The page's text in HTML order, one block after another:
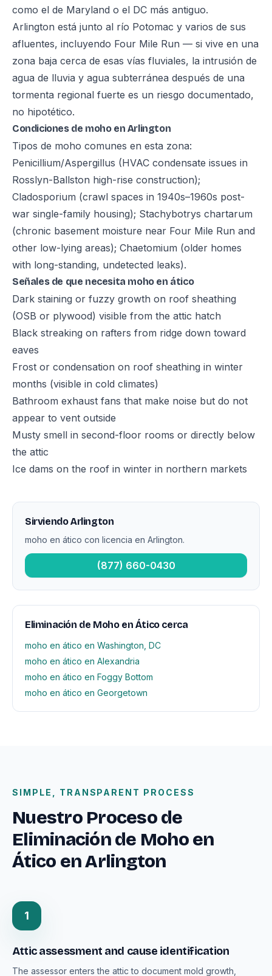
como el de Maryland o el DC más antiguo.
Arlington está junto al río Potomac y varios de sus
afluentes, incluyendo Four Mile Run — si vive en una
zona baja cerca de esas vías fluviales, la intrusión de
agua de lluvia y agua subterránea después de una
tormenta regional fuerte es un riesgo documentado,
no hipotético.
Condiciones de moho en Arlington
Tipos de moho comunes en esta zona:
Penicillium/Aspergillus (HVAC condensate issues in
Rosslyn-Ballston high-rise construction);
Cladosporium (crawl spaces in 1940s–1960s post-
war single-family housing); Stachybotrys chartarum
(chronic basement moisture near Four Mile Run and
other low-lying areas); Chaetomium (older homes
with long-standing, undetected leaks).
Señales de que necesita moho en ático
Dark staining or fuzzy growth on roof sheathing
(OSB or plywood) visible from the attic hatch
Black streaking on rafters from ridge down toward
eaves
Frost or condensation on roof sheathing in winter
months (visible in cold climates)
Bathroom exhaust fans that make noise but do not
appear to vent outside
Musty smell in second-floor rooms or directly below
the attic
Ice dams on the roof in winter in northern markets
Sirviendo Arlington
moho en ático con licencia en Arlington.
(877) 660-0430
Eliminación de Moho en Ático cerca
moho en ático en Washington, DC
moho en ático en Alexandria
moho en ático en Foggy Bottom
moho en ático en Georgetown
SIMPLE, TRANSPARENT PROCESS
Nuestro Proceso de
Eliminación de Moho en
Ático en Arlington
1
Attic assessment and cause identification
The assessor enters the attic to document mold growth,